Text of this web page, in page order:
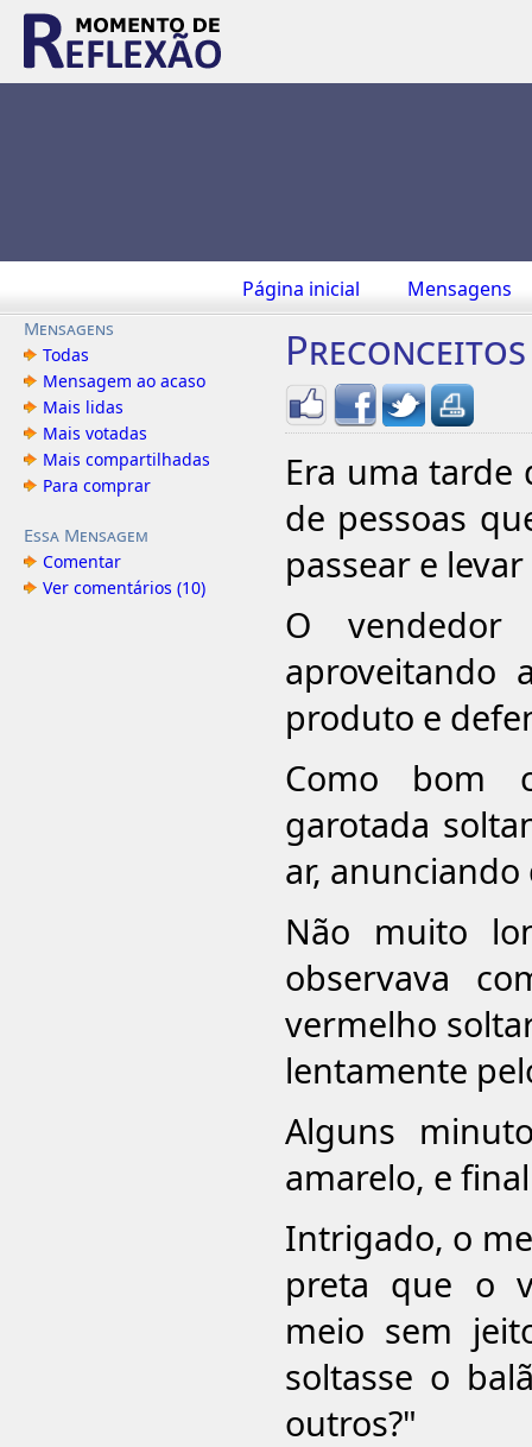
Página inicial Mensagens
Mensagens
Todas
Mensagem ao acaso
Mais lidas
Mais votadas
Mais compartilhadas
Para comprar
Essa Mensagem
Comentar
Ver comentários (10)
Preconceitos
Era uma tarde
de pessoas
passear e
O vendedor
aproveitando
produto e
Como bom
garotada
ar,
Não muito
observava
vermelho
lentamente
Alguns
amarelo, e
Intrigado, o
preta que o
meio sem
soltasse o
outros?"